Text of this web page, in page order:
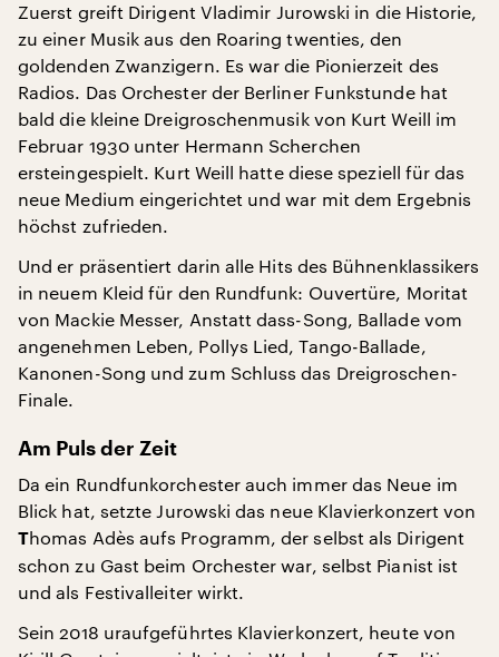
Zuerst greift Dirigent Vladimir Jurowski in die Historie,
zu einer Musik aus den Roaring twenties, den
goldenden Zwanzigern. Es war die Pionierzeit des
Radios. Das Orchester der Berliner Funkstunde hat
bald die kleine Dreigroschenmusik von Kurt Weill im
Februar 1930 unter Hermann Scherchen
ersteingespielt. Kurt Weill hatte diese speziell für das
neue Medium eingerichtet und war mit dem Ergebnis
höchst zufrieden.
Und er präsentiert darin alle Hits des Bühnenklassikers
in neuem Kleid für den Rundfunk: Ouvertüre, Moritat
von Mackie Messer, Anstatt dass-Song, Ballade vom
angenehmen Leben, Pollys Lied, Tango-Ballade,
Kanonen-Song und zum Schluss das Dreigroschen-
Finale.
Am Puls der Zeit
Da ein Rundfunkorchester auch immer das Neue im
Blick hat, setzte Jurowski das neue Klavierkonzert von
Thomas Adès aufs Programm, der selbst als Dirigent
schon zu Gast beim Orchester war, selbst Pianist ist
und als Festivalleiter wirkt.
Sein 2018 uraufgeführtes Klavierkonzert, heute von